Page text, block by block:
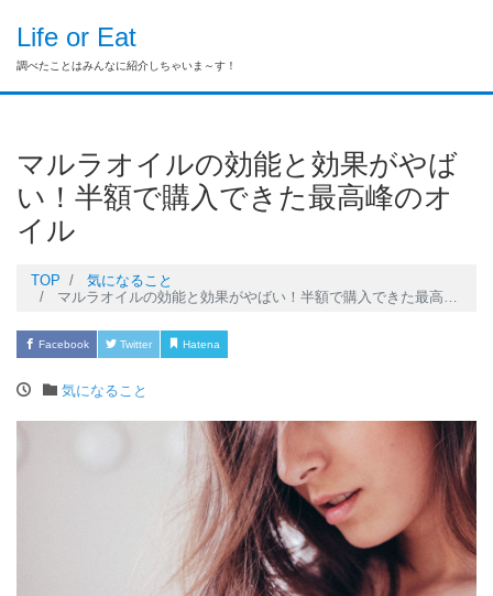
Life or Eat
調べたことはみんなに紹介しちゃいま～す！
マルラオイルの効能と効果がやば
い！半額で購入できた最高峰のオ
イル
TOP
気になること
マルラオイルの効能と効果がやばい！半額で購入できた最高峰のオイル
Facebook Twitter Hatena
気になること